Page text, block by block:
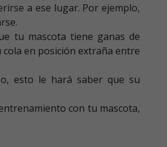
a ese lugar. Por ejemplo,
tu mascota tiene ganas de
cola en posición extraña entre
esto le hará saber que su
con tu mascota,